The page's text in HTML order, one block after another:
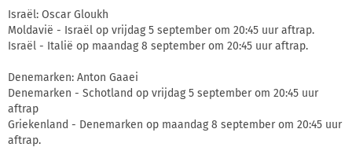
Israël: Oscar Gloukh
Moldavië - Israël op vrijdag 5 september om 20:45 uur aftrap.
Israël - Italië op maandag 8 september om 20:45 uur aftrap.
Denemarken: Anton Gaaei
Denemarken - Schotland op vrijdag 5 september om 20:45 uur
aftrap
Griekenland - Denemarken op maandag 8 september om 20:45 uur
aftrap.